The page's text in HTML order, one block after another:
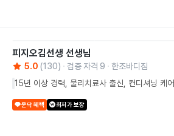
피지오김선생 선생님
5.0 (130) 검증 자격 9
한조바디짐
15년 이상 경력, 물리치료사 출신, 컨디셔닝 케어
운닥 혜택 최저가 보장